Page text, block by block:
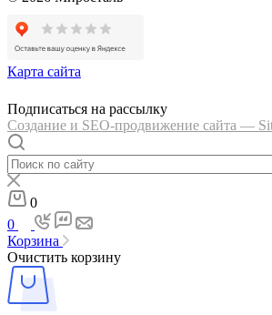
Карта сайта
Подписаться на рассылку
Создание и SEO-продвижение сайта —
0
0
Корзина
Очистить корзину